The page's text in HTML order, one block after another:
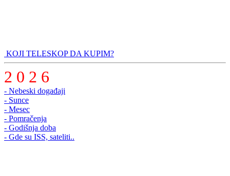
KOJI TELESKOP DA KUPIM?
2 0 2 6
- Nebeski događaji
- Sunce
- Mesec
- Pomračenja
- Godišnja doba
- Gde su ISS, sateliti..